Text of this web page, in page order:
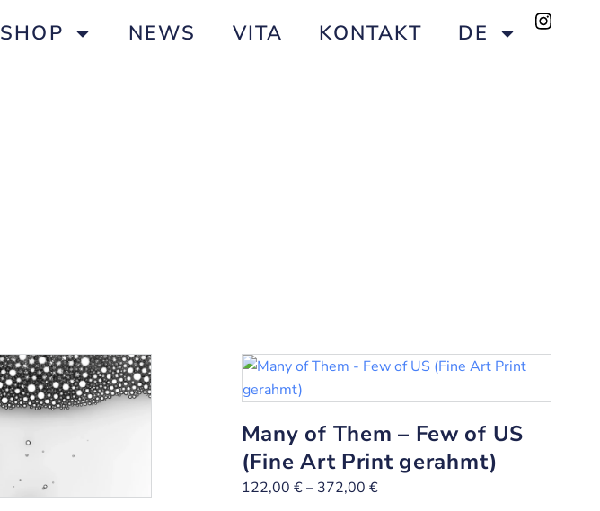
SHOP NEWS VITA KONTAKT DE
Many of Them – Few of US
(Fine Art Print gerahmt)
122,00 €– 372,00 €